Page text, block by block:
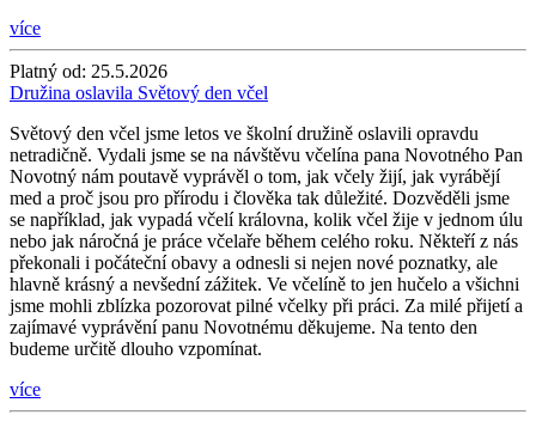
více
Platný od: 25.5.2026
Družina oslavila Světový den včel
Světový den včel jsme letos ve školní družině oslavili opravdu
netradičně. Vydali jsme se na návštěvu včelína pana Novotného Pan
Novotný nám poutavě vyprávěl o tom, jak včely žijí, jak vyrábějí
med a proč jsou pro přírodu i člověka tak důležité. Dozvěděli jsme
se například, jak vypadá včelí královna, kolik včel žije v jednom úlu
nebo jak náročná je práce včelaře během celého roku. Někteří z nás
překonali i počáteční obavy a odnesli si nejen nové poznatky, ale
hlavně krásný a nevšední zážitek. Ve včelíně to jen hučelo a všichni
jsme mohli zblízka pozorovat pilné včelky při práci. Za milé přijetí a
zajímavé vyprávění panu Novotnému děkujeme. Na tento den
budeme určitě dlouho vzpomínat.
více